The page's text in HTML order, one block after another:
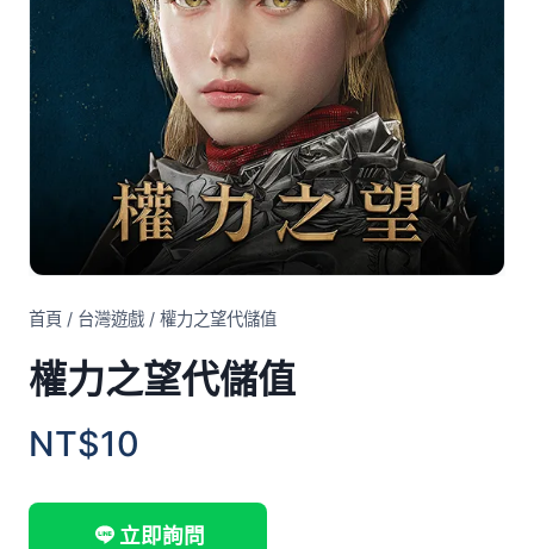
首頁 / 台灣遊戲 / 權力之望代儲值
權力之望代儲值
NT$10
立即詢問